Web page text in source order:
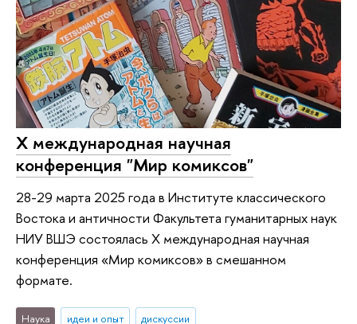
Х международная научная
конференция "Мир комиксов"
28-29 марта 2025 года в Институте классического
Востока и античности Факультета гуманитарных наук
НИУ ВШЭ состоялась Х международная научная
конференция «Мир комиксов» в смешанном
формате.
Наука идеи и опыт
дискуссии